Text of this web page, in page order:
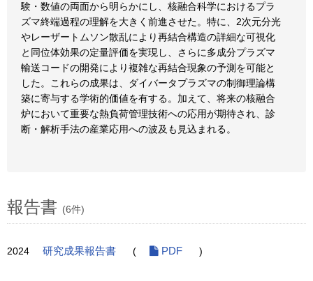
験・数値の両面から明らかにし、核融合科学におけるプラ
ズマ終端過程の理解を大きく前進させた。特に、2次元分光
やレーザートムソン散乱により再結合構造の詳細な可視化
と同位体効果の定量評価を実現し、さらに多成分プラズマ
輸送コードの開発により複雑な再結合現象の予測を可能と
した。これらの成果は、ダイバータプラズマの制御理論構
築に寄与する学術的価値を有する。加えて、将来の核融合
炉において重要な熱負荷管理技術への応用が期待され、診
断・解析手法の産業応用への波及も見込まれる。
報告書 (6件)
2024 研究成果報告書 ( PDF )